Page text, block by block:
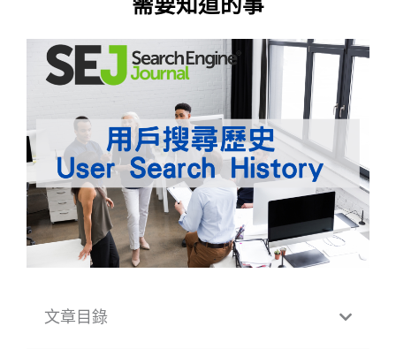
需要知道的事
文章目錄